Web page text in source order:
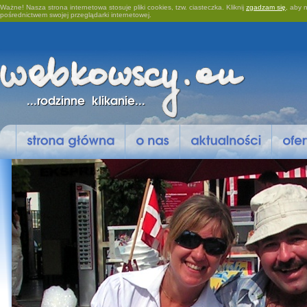
Ważne! Nasza strona internetowa stosuje pliki cookies, tzw. ciasteczka. Kliknij zgadzam się , aby
pośrednictwem swojej przeglądarki internetowej.